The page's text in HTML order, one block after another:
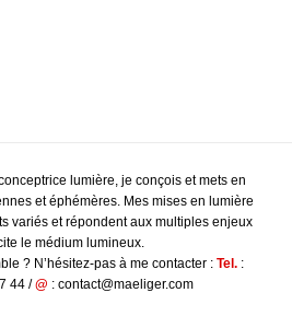
lumière, je conçois et mets en
et éphémères. Mes mises en lumière
variés et répondent aux multiples enjeux
le médium lumineux.
? N’hésitez-pas à me contacter : Tel. :
44 /@ : contact@maeliger.com